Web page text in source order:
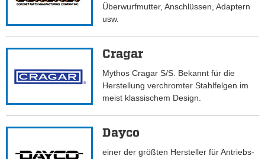
Überwurfmutter, Anschlüssen, Adaptern
usw.
Cragar
Mythos Cragar S/S. Bekannt für die
Herstellung verchromter Stahlfelgen im
meist klassischem Design.
Dayco
einer der größten Hersteller für Antriebs-